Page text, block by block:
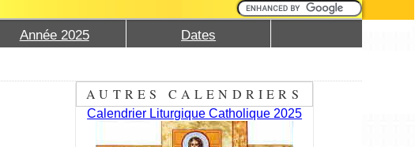
Année 2025 Dates
AUTRES CALENDRIERS
Calendrier Liturgique Catholique 2025